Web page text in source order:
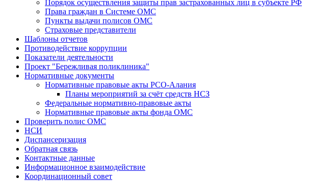
Порядок осуществления защиты прав застрахованных лиц в субъекте РФ
Права граждан в Системе ОМС
Пункты выдачи полисов ОМС
Страховые представители
Шаблоны отчетов
Противодействие коррупции
Показатели деятельности
Проект "Бережливая поликлиника"
Нормативные документы
Нормативные правовые акты РСО-Алания
Планы мероприятий за счёт средств НСЗ
Федеральные нормативно-правовые акты
Нормативные правовые акты фонда ОМС
Проверить полис ОМС
НСИ
Диспансеризация
Обратная связь
Контактные данные
Информационное взаимодействие
Координационный совет